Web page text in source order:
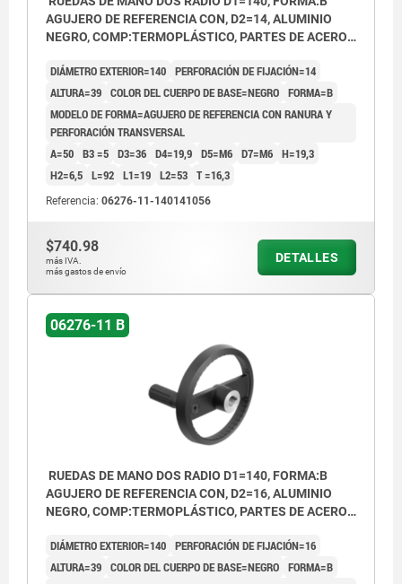
AGUJERO DE REFERENCIA CON, D2=14, ALUMINIO
NEGRO, COMP:TERMOPLÁSTICO, PARTES DE ACERO:
DIÁMETRO EXTERIOR=140 PERFORACIÓN DE FIJACIÓN=14
ALTURA=39 COLOR DEL CUERPO DE BASE=NEGRO FORMA=B
MODELO DE FORMA=AGUJERO DE REFERENCIA CON RANURA Y
PERFORACIÓN TRANSVERSAL
A=50 B3 =5 D3=36 D4=19,9 D5=M6 D7=M6 H=19,3
H2=6,5 L=92 L1=19 L2=53 T =16,3
Referencia: 06276-11-140141056
$740.98
más IVA.
más gastos de envío
DETALLES
06276-11 B
RUEDAS DE MANO DOS RADIO D1=140, FORMA:B
AGUJERO DE REFERENCIA CON, D2=16, ALUMINIO
NEGRO, COMP:TERMOPLÁSTICO, PARTES DE ACERO:
DIÁMETRO EXTERIOR=140 PERFORACIÓN DE FIJACIÓN=16
ALTURA=39 COLOR DEL CUERPO DE BASE=NEGRO FORMA=B